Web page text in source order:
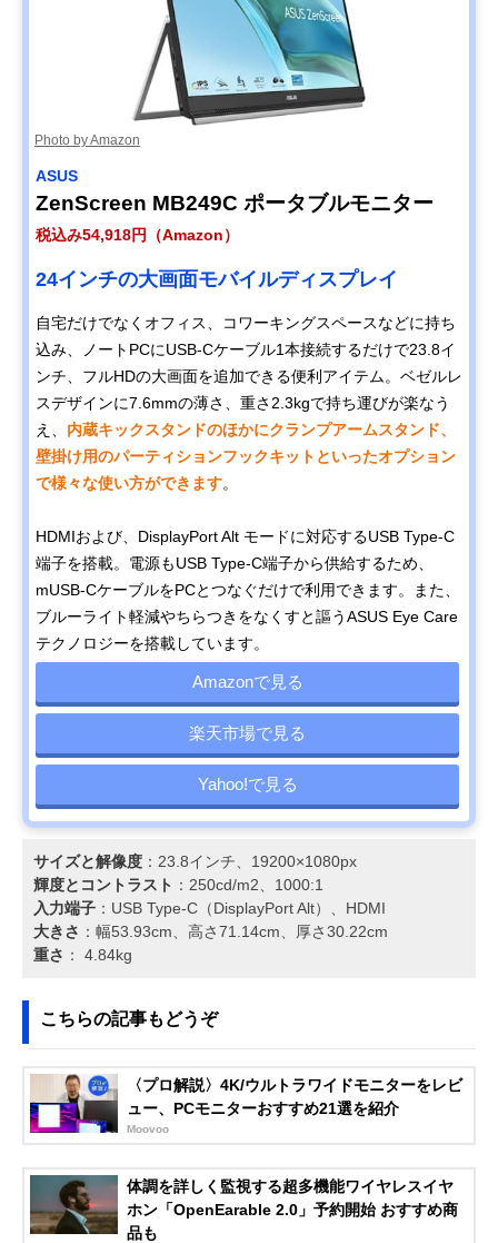
Photo by Amazon
ASUS
ZenScreen MB249C ポータブルモニター
税込み54,918円（Amazon）
24インチの大画面モバイルディスプレイ
自宅だけでなくオフィス、コワーキングスペースなどに持ち
込み、ノートPCにUSB-Cケーブル1本接続するだけで23.8イ
ンチ、フルHDの大画面を追加できる便利アイテム。ベゼルレ
スデザインに7.6mmの薄さ、重さ2.3kgで持ち運びが楽なう
え、 内蔵キックスタンドのほかにクランプアームスタンド、
壁掛け用のパーティションフックキットといったオプション
で様々な使い方ができます。
HDMIおよび、DisplayPort Alt モードに対応するUSB Type-C
端子を搭載。電源もUSB Type-C端子から供給するため、
mUSB-CケーブルをPCとつなぐだけで利用できます。また、
ブルーライト軽減やちらつきをなくすと謳うASUS Eye Care
テクノロジーを搭載しています。
Amazonで見る
楽天市場で見る
Yahoo!で見る
サイズと解像度 ：23.8インチ、19200×1080px
輝度とコントラスト ：250cd/m2、1000:1
入力端子 ：USB Type-C（DisplayPort Alt）、HDMI
大きさ ：幅53.93cm、高さ71.14cm、厚さ30.22cm
重さ ： 4.84kg
こちらの記事もどうぞ
〈プロ解説〉4K/ウルトラワイドモニターをレビ
ュー、PCモニターおすすめ21選を紹介
Moovoo
体調を詳しく監視する超多機能ワイヤレスイヤ
ホン「OpenEarable 2.0」予約開始 おすすめ商
品も